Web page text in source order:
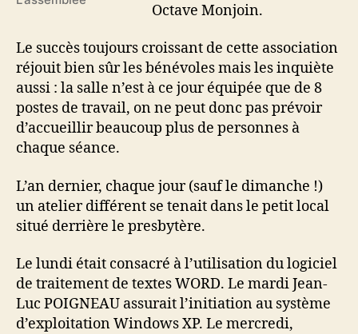
Octave Monjoin.
Le succès toujours croissant de cette association
réjouit bien sûr les bénévoles mais les inquiète
aussi : la salle n’est à ce jour équipée que de 8
postes de travail, on ne peut donc pas prévoir
d’accueillir beaucoup plus de personnes à
chaque séance.
L’an dernier, chaque jour (sauf le dimanche !)
un atelier différent se tenait dans le petit local
situé derrière le presbytère.
Le lundi était consacré à l’utilisation du logiciel
de traitement de textes WORD. Le mardi Jean-
Luc POIGNEAU assurait l’initiation au système
d’exploitation Windows XP. Le mercredi,